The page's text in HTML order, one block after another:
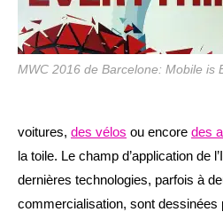
MWC 2016 de Barcelone: Mobile is
voitures, des vélos ou encore des
la toile. Le champ d’application de
dernières technologies, parfois à
commercialisation, sont dessinées